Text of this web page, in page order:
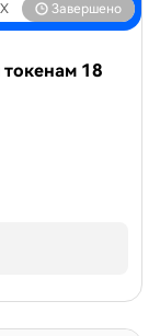
Завершено
18